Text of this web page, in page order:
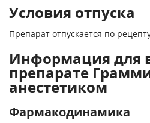
Условия отпуска
Препарат отпускается по
Информация для
препарате
анестетиком
Фармакодинамика